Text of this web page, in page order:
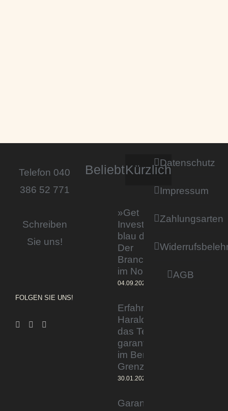
Telefon 040
386 52 771
Schreiben
Sie uns!
FOLGEN SIE UNS!
BeliebtKürzlich
»Get
Invested by
blau direkt«:
Der
Branchentag
im Norden
04.09.2023
Erfahrener Experte
Harald Wesely stärkt
das Team von
garantiertmehrnetto.de
im Bereich
Grenzgänger
30.01.2024
Garantiertmehrnetto.de®
Datenschutz
Impressum
Zahlungsarten
AGB